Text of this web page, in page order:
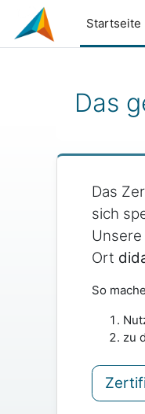
Zum Hauptinhalt
Startseite
Das
Blöcke
Das
sich
Ort
So
zu